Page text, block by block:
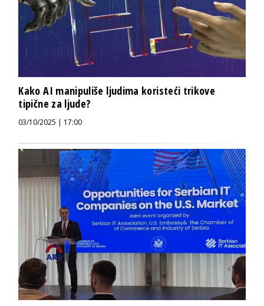
Kako AI manipuliše ljudima koristeći trikove
tipične za ljude?
03/10/2025 | 17:00